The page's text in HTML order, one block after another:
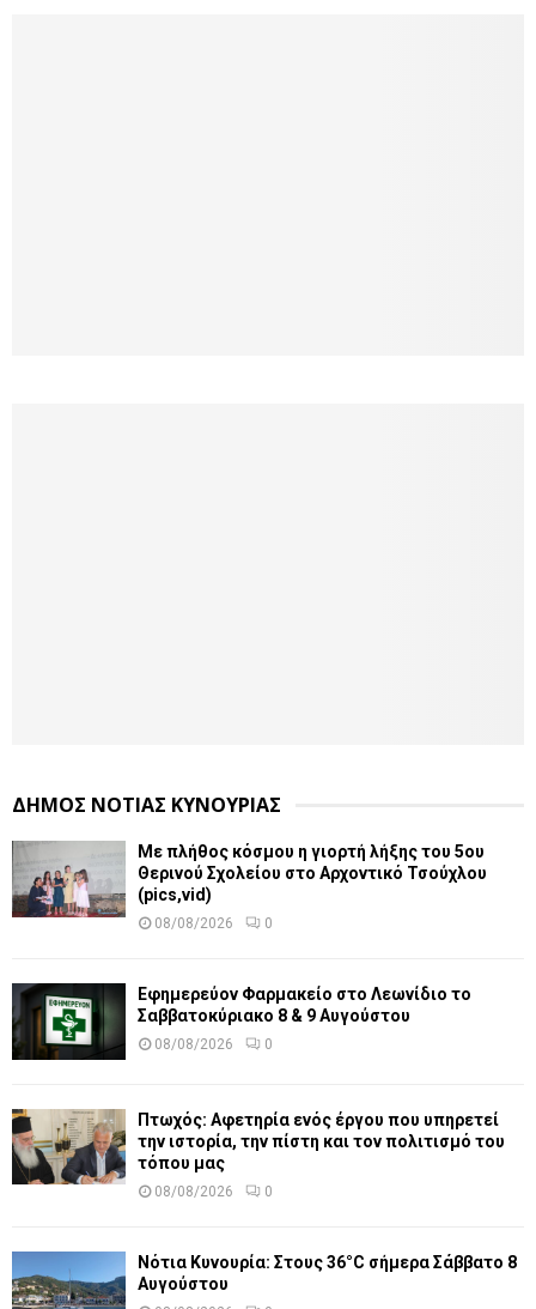
ΔΗΜΟΣ ΝΟΤΙΑΣ ΚΥΝΟΥΡΙΑΣ
Με πλήθος κόσμου η γιορτή λήξης του 5ου
Θερινού Σχολείου στο Αρχοντικό Τσούχλου
(pics,vid)
08/08/2026 0
Εφημερεύον Φαρμακείο στο Λεωνίδιο το
Σαββατοκύριακο 8 & 9 Αυγούστου
08/08/2026 0
Πτωχός: Αφετηρία ενός έργου που υπηρετεί
την ιστορία, την πίστη και τον πολιτισμό του
τόπου μας
08/08/2026 0
Νότια Κυνουρία: Στους 36°C σήμερα Σάββατο 8
Αυγούστου